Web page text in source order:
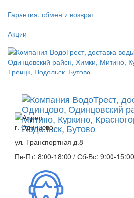
Гарантия, обмен и возврат
Акции
г. Одинцово,
ул. Транспортная д.8
Пн-Пт: 8:00-18:00 / Сб-Вс: 9:00-15:00